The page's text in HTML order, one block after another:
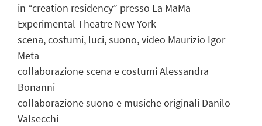
in “creation residency” presso La MaMa
Experimental Theatre New York
scena, costumi, luci, suono, video Maurizio Igor
Meta
collaborazione scena e costumi Alessandra
Bonanni
collaborazione suono e musiche originali Danilo
Valsecchi